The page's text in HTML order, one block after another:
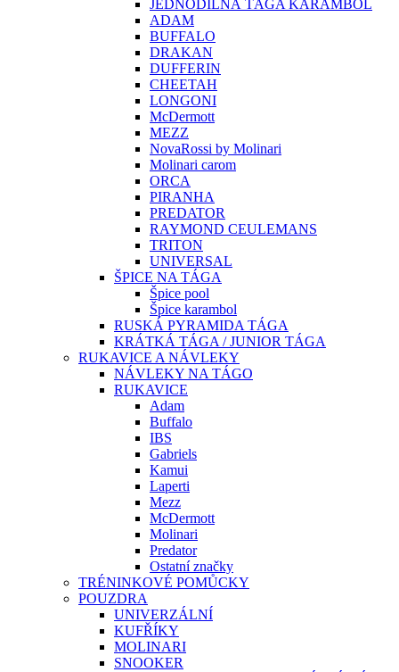
JEDNODÍLNÁ TÁGA KARAMBOL
ADAM
BUFFALO
DRAKAN
DUFFERIN
CHEETAH
LONGONI
McDermott
MEZZ
NovaRossi by Molinari
Molinari carom
ORCA
PIRANHA
PREDATOR
RAYMOND CEULEMANS
TRITON
UNIVERSAL
ŠPICE NA TÁGA
Špice pool
Špice karambol
RUSKÁ PYRAMIDA TÁGA
KRÁTKÁ TÁGA / JUNIOR TÁGA
RUKAVICE A NÁVLEKY
NÁVLEKY NA TÁGO
RUKAVICE
Adam
Buffalo
IBS
Gabriels
Kamui
Laperti
Mezz
McDermott
Molinari
Predator
Ostatní značky
TRÉNINKOVÉ POMŮCKY
POUZDRA
UNIVERZÁLNÍ
KUFŘÍKY
MOLINARI
SNOOKER